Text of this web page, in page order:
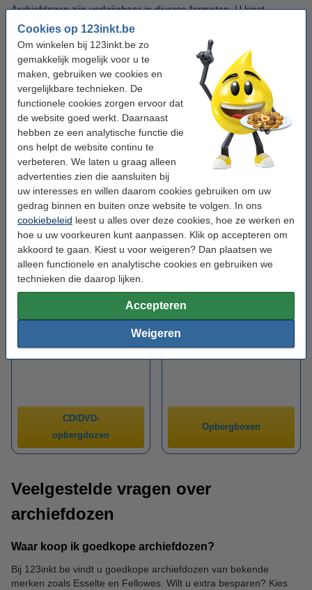
Cookies op 123inkt.be
Om winkelen bij 123inkt.be zo
gemakkelijk mogelijk voor u te
maken, gebruiken we cookies en
vergelijkbare technieken. De
functionele cookies zorgen ervoor dat
de website goed werkt. Daarnaast
hebben ze een analytische functie die
ons helpt de website continu te
verbeteren. We laten u graag alleen
advertenties zien die aansluiten bij
uw interesses en willen daarom cookies gebruiken om uw
gedrag binnen en buiten onze website te volgen. In ons
cookiebeleid leest u alles over deze cookies, hoe ze werken en
hoe u uw voorkeuren kunt aanpassen. Klik op accepteren om
akkoord te gaan. Kiest u voor weigeren? Dan plaatsen we
alleen functionele en analytische cookies en gebruiken we
technieken die daarop lijken.
Accepteren
Weigeren
Archiefdozen zijn verkrijgbaar in diverse formaten. U kiest
eenvoudig een doos voor losse documenten of voor volle
classeurs. Er zijn kartonnen archiefdozen voor grootschalige
opslag en kunststof varianten voor intensief gebruik. Zo
archiveert, verplaatst of bewaart u grote hoeveelheden
documenten efficiënt. Zowel kleine als grote archiefdozen zijn
scherp geprijsd en geschikt voor elk gebruik.
Handig bij uw archiefdozen
Archiefbinders Hangmappentrolleys
CD/DVD-
opbergdozen
Opbergboxen
Veelgestelde vragen over
archiefdozen
Waar koop ik goedkope archiefdozen?
Bij 123inkt.be vindt u goedkope archiefdozen van bekende
merken zoals Esselte en Fellowes. Wilt u extra besparen? Kies